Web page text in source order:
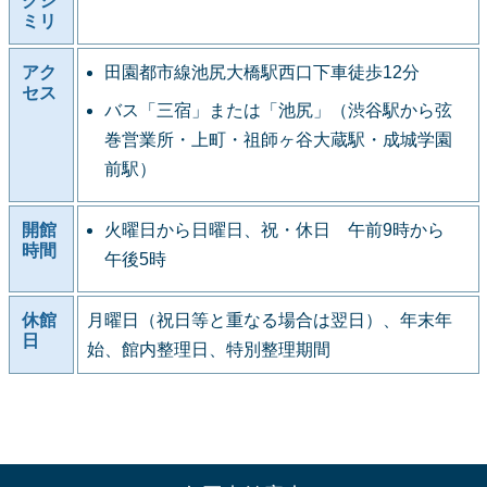
ミリ
アク
セス
田園都市線池尻大橋駅西口下車徒歩12分
バス「三宿」または「池尻」（渋谷駅から弦
巻営業所・上町・祖師ヶ谷大蔵駅・成城学園
前駅）
開館
時間
火曜日から日曜日、祝・休日 午前9時から
午後5時
休館
日
月曜日（祝日等と重なる場合は翌日）、年末年
始、館内整理日、特別整理期間